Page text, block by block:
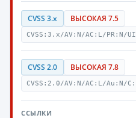
CVSS 3.x ВЫСОКАЯ 7.5
CVSS:3.x/AV:N/AC:L/PR:N/
CVSS 2.0 ВЫСОКАЯ 7.8
CVSS:2.0/AV:N/AC:L/Au:N/
ССЫЛКИ